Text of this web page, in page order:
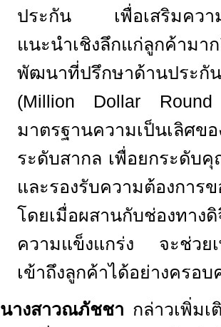
ประกัน เพื่อเสริมความ
แนะนำเชิงลึกแก่ลูกค้าม
พัฒนาที่ปรึกษาด้าน
(Million Dollar
มาตรฐานความเป็นเลิศข
ระดับสากล เพื่อยกระดับ
และรองรับความต้องการ
โดยเมื่อผสานกับช่องทาง
ความแข็งแกร่ง จะช่วย
เข้าถึงลูกค้าได้อย่างครอ
นางสาวณภัชชา กล่าวเพิ่ม